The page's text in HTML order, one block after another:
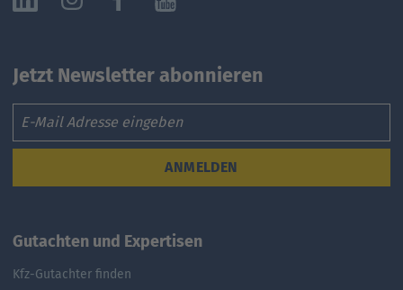
Jetzt Newsletter abonnieren
Email
ANMELDEN
Gutachten und Expertisen
Kfz-Gutachter finden